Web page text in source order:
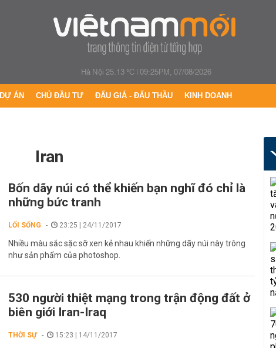
Hà Nội 25.13 °C|09:25PM, 07/08/2026
DỰ ÁN CHỦ ĐẦU TƯ ĐẤU GIÁ - ĐẤU THẦU KINH DOANH
Iran
Bốn dãy núi có thể khiến bạn nghĩ đó chỉ là
những bức tranh
LỐI SỐNG 23:25 | 24/11/2017
Nhiều màu sắc sặc sỡ xen kẻ nhau khiến những dãy núi này trông
như sản phẩm của photoshop.
530 người thiệt mạng trong trận động đất ở
biên giới Iran-Iraq
THỜI SỰ 15:23 | 14/11/2017